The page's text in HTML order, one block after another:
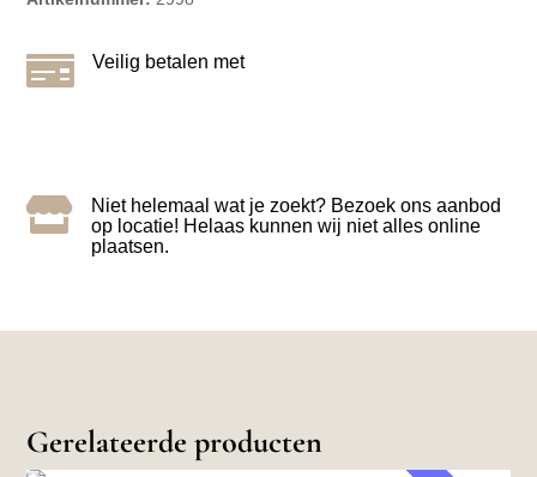
 Veilig betalen met

Niet helemaal wat je zoekt? Bezoek ons aanbod
op locatie! Helaas kunnen wij niet alles online
plaatsen.
Gerelateerde producten